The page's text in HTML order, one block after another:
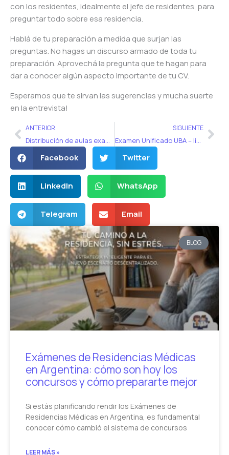
con los residentes, idealmente el jefe de residentes, para
preguntar todo sobre esa residencia.
Hablá de tu preparación a medida que surjan las
preguntas. No hagas un discurso armado de toda tu
preparación. Aprovechá la pregunta que te hagan para
dar a conocer algún aspecto importante de tu CV.
Esperamos que te sirvan las sugerencias y mucha suerte
en la entrevista!
AntANTERIOR SIGUIENTE
Facebook Twitter
LinkedIn WhatsApp
Telegram Email
BLOG
Exámenes de Residencias Médicas
en Argentina: cómo son hoy los
concursos y cómo prepararte mejor
Si estás planificando rendir los Exámenes de
Residencias Médicas en Argentina, es fundamental
conocer cómo cambió el sistema de concursos
LEER MÁS »